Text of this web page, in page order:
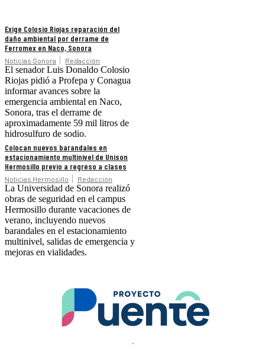
Exige Colosio Riojas reparación del
daño ambiental por derrame de
Ferromex en Naco, Sonora
Noticias Sonora Redacción
El senador Luis Donaldo Colosio
Riojas pidió a Profepa y Conagua
informar avances sobre la
emergencia ambiental en Naco,
Sonora, tras el derrame de
aproximadamente 59 mil litros de
hidrosulfuro de sodio.
Colocan nuevos barandales en
estacionamiento multinivel de Unison
Hermosillo previo a regreso a clases
Noticias Hermosillo Redacción
La Universidad de Sonora realizó
obras de seguridad en el campus
Hermosillo durante vacaciones de
verano, incluyendo nuevos
barandales en el estacionamiento
multinivel, salidas de emergencia y
mejoras en vialidades.
.